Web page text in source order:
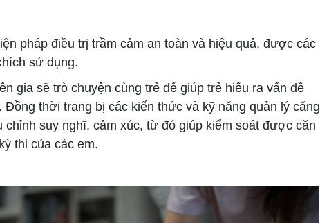
pháp điều trị trầm cảm an toàn và hiệu quả, được các
sử dụng.
gia sẽ trò chuyện cùng trẻ để giúp trẻ hiểu ra vấn đề
Đồng thời trang bị các kiến thức và kỹ năng quản lý căng
chỉnh suy nghĩ, cảm xúc, từ đó giúp kiểm soát được căn
thi của các em.